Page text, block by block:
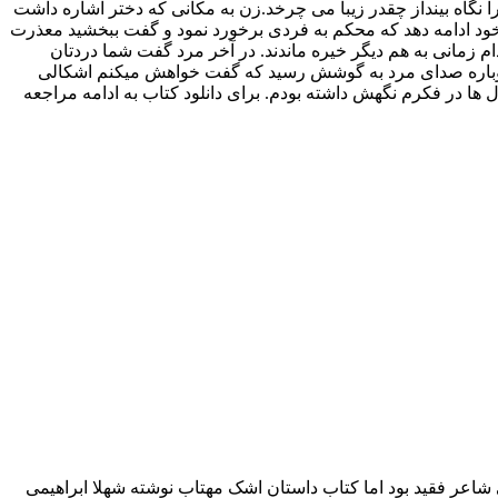
بینداز چقدر زیبا می چرخد.زن به مکانی که دختر اشاره داشت
ادامه دهد که محکم به فردی برخورد نمود و گفت ببخشید معذرت
زمانی به هم دیگر خیره ماندند. در آخر مرد گفت شما دردتان
صدای مرد به گوشش رسید که گفت خواهش میکنم اشکالی
در فکرم نگهش داشته بودم. برای دانلود کتاب به ادامه مراجعه
فقید بود اما کتاب داستان اشک مهتاب نوشته شهلا ابراهیمی